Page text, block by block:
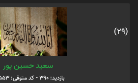
(29)
سعید حسین پور
بازدید: 390 - کد متوفی: 62553